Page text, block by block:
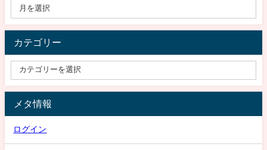
カテゴリー
メタ情報
ログイン